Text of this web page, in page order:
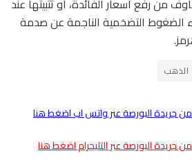
من رفع أسعار الفائدة، أو تثبيتها عند
الضغوط التضخمية الناجمة عن صدمة
الذهب
من جريدة البورصة عبر واتس اب اضغط هنا
من جريدة البورصة عبر التليجرام اضغط هنا